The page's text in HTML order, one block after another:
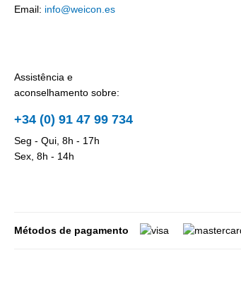
Email: info@weicon.es
Assistência e
aconselhamento sobre:
+34 (0) 91 47 99 734
Seg - Qui, 8h - 17h
Sex, 8h - 14h
Métodos de pagamento